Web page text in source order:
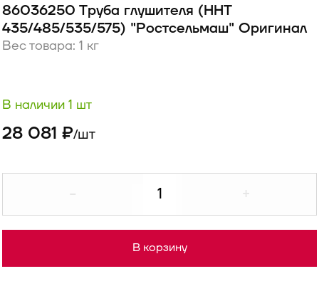
86036250 Труба глушителя (HHT
435/485/535/575) "Ростсельмаш" Оригинал
Вес товара: 1 кг
В наличии 1 шт
28 081 ₽/шт
В корзину